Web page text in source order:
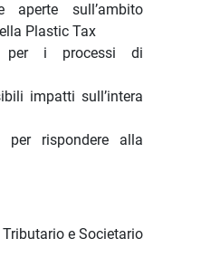
aperte sull’ambito
Plastic Tax
per i processi di
impatti sull’intera
per rispondere alla
e Societario